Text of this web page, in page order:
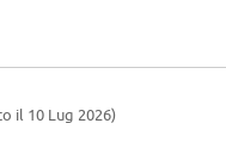
técnica
il 10 Lug 2026)